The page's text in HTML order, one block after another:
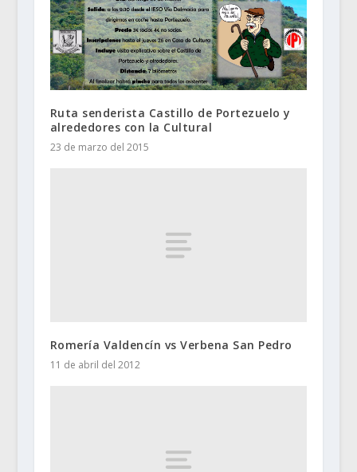
Ruta senderista Castillo de Portezuelo y
alrededores con la Cultural
23 de marzo del 2015
Romería Valdencín vs Verbena San Pedro
11 de abril del 2012